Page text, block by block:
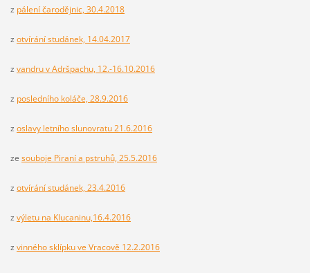
z pálení čarodějnic, 30.4.2018
z otvírání studánek, 14.04.2017
z vandru v Adršpachu, 12.-16.10.2016
z posledního koláče, 28.9.2016
z oslavy letního slunovratu 21.6.2016
ze souboje Piraní a pstruhů, 25.5.2016
z otvírání studánek, 23.4.2016
z výletu na Klucaninu,16.4.2016
z vinného sklípku ve Vracově 12.2.2016